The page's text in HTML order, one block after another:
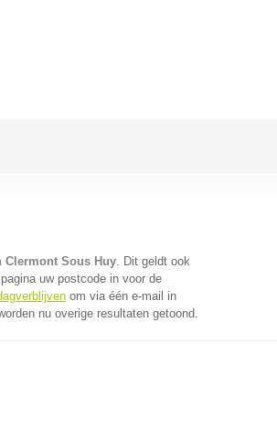
Sous Huy. Dit geldt ook
uw postcode in voor de
om via één e-mail in
nu overige resultaten getoond.